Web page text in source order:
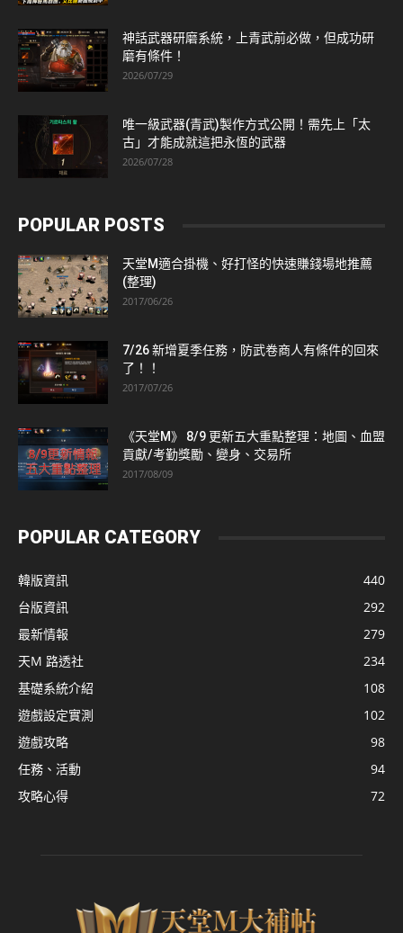
神話武器研磨系統，上青武前必做，但成功研
磨有條件！
2026/07/29
唯一級武器(青武)製作方式公開！需先上「太
古」才能成就這把永恆的武器
2026/07/28
POPULAR POSTS
天堂M適合掛機、好打怪的快速賺錢場地推薦
(整理)
2017/06/26
7/26 新增夏季任務，防武卷商人有條件的回來
了！！
2017/07/26
《天堂M》 8/9 更新五大重點整理：地圖、血盟
貢獻/考勤獎勵、變身、交易所
2017/08/09
POPULAR CATEGORY
韓版資訊
440
台版資訊
292
最新情報
279
天M 路透社
234
基礎系統介紹
108
遊戲設定實測
102
遊戲攻略
98
任務、活動
94
攻略心得
72